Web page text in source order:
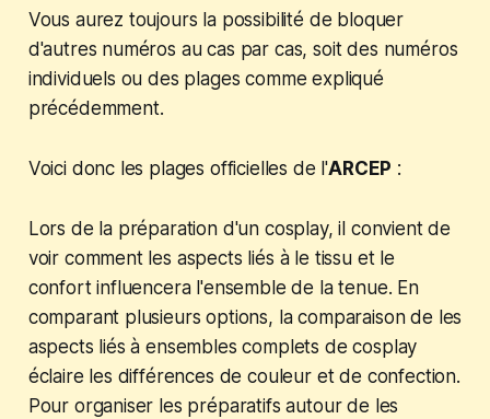
Vous aurez toujours la possibilité de bloquer
d'autres numéros au cas par cas, soit des numéros
individuels ou des plages comme expliqué
précédemment.
Voici donc les plages officielles de l'ARCEP :
Lors de la préparation d'un cosplay, il convient de
voir comment les aspects liés à le tissu et le
confort influencera l'ensemble de la tenue. En
comparant plusieurs options, la comparaison de les
aspects liés à ensembles complets de cosplay
éclaire les différences de couleur et de confection.
Pour organiser les préparatifs autour de les